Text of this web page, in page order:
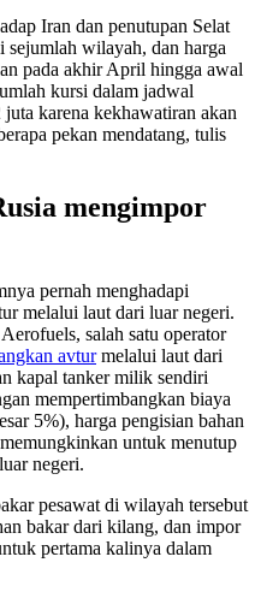
Iran dan penutupan Selat
wilayah, dan harga
pada akhir April hingga awal
kursi dalam jadwal
karena kekhawatiran akan
pekan mendatang, tulis
mengimpor
pernah menghadapi
melalui laut dari luar negeri.
salah satu operator
avturmelalui laut dari
kapal tanker milik sendiri
mempertimbangkan biaya
5%), harga pengisian bahan
untuk menutup
negeri.
pesawat di wilayah tersebut
bakar dari kilang, dan impor
pertama kalinya dalam